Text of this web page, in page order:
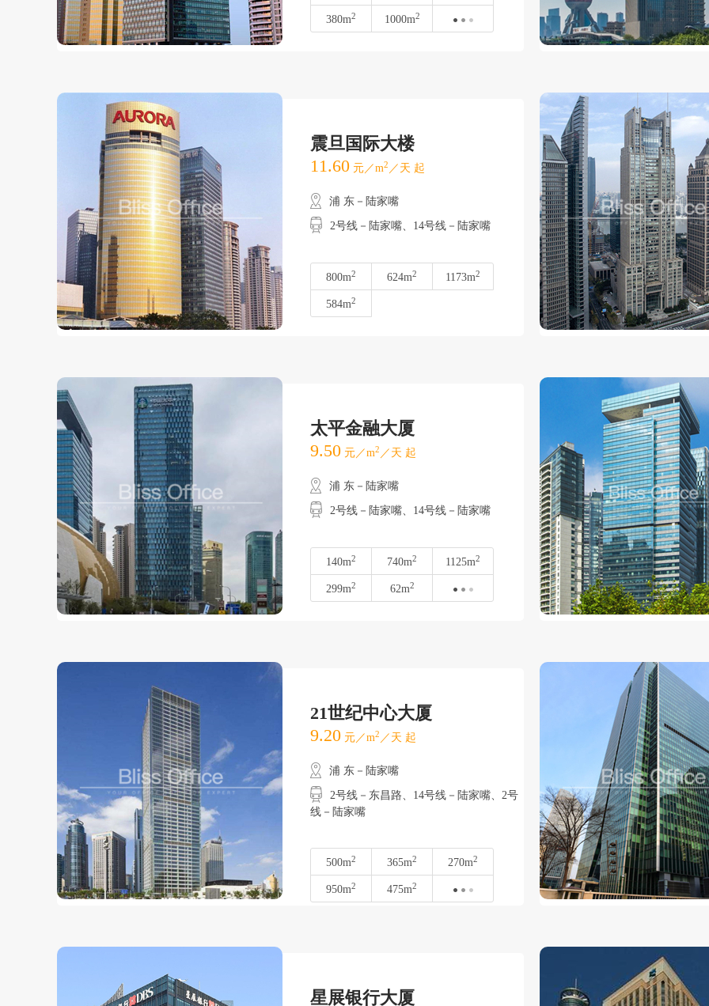
380m2 1000m2
震旦国际大楼
11.60 元／m2 ／天 起
浦 东－陆家嘴
2号线－陆家嘴、14号线－陆家嘴
800m2 624m2 1173m2
584m2
太平金融大厦
9.50 元／m2 ／天 起
浦 东－陆家嘴
2号线－陆家嘴、14号线－陆家嘴
140m2 740m2 1125m2
299m2 62m2
21世纪中心大厦
9.20 元／m2 ／天 起
浦 东－陆家嘴
2号线－东昌路、14号线－陆家嘴、2号
线－陆家嘴
500m2 365m2 270m2
950m2 475m2
星展银行大厦